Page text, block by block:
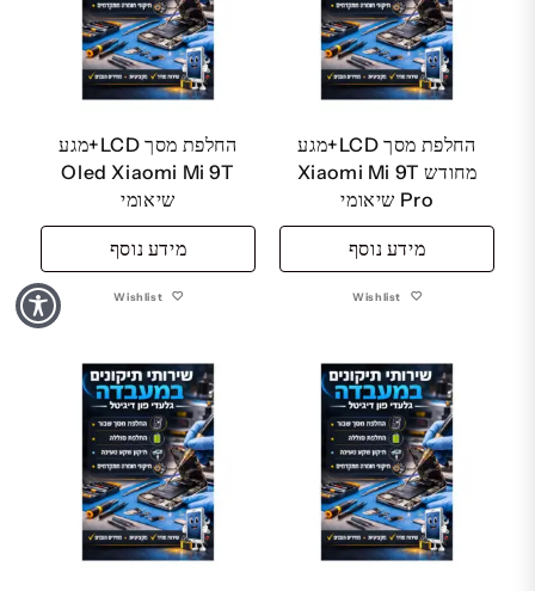
החלפת מסך LCD+מגע
מחודש Xiaomi Mi 9T
Pro שיאומי
מידע נוסף
Wishlist
החלפת מסך LCD+מגע
Oled Xiaomi Mi 9T
שיאומי
מידע נוסף
Wishlist